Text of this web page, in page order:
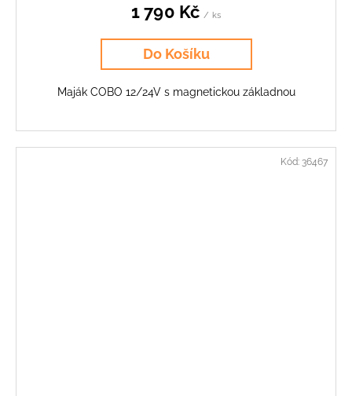
1 790 Kč / ks
Do Košíku
Maják COBO 12/24V s magnetickou základnou
Kód: 36467